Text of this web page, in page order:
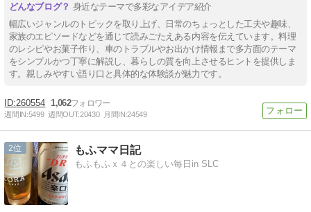
身近なテーマで多彩なアイデア紹介
幅広いジャンルのトピックを取り上げ、日常のちょっとした工夫や趣味、
家族のエピソードなどを通じて読みごたえある内容を伝えています。料理
のレシピやお菓子作り、車のトラブルやお出かけ情報まで多方面のテーマ
をシンプルかつ丁寧に解説し、暮らしの質を向上させるヒントを提供しま
す。親しみやすい語り口と具体的な体験談が魅力です。
260554 1,062
週間IN:5499 週間OUT:20430 月間IN:24549
2 もふママ日記
もふもふｘ４との楽しい毎日in SLC